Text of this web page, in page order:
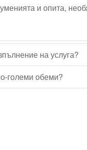
и опита,
на услуга?
големи обеми?